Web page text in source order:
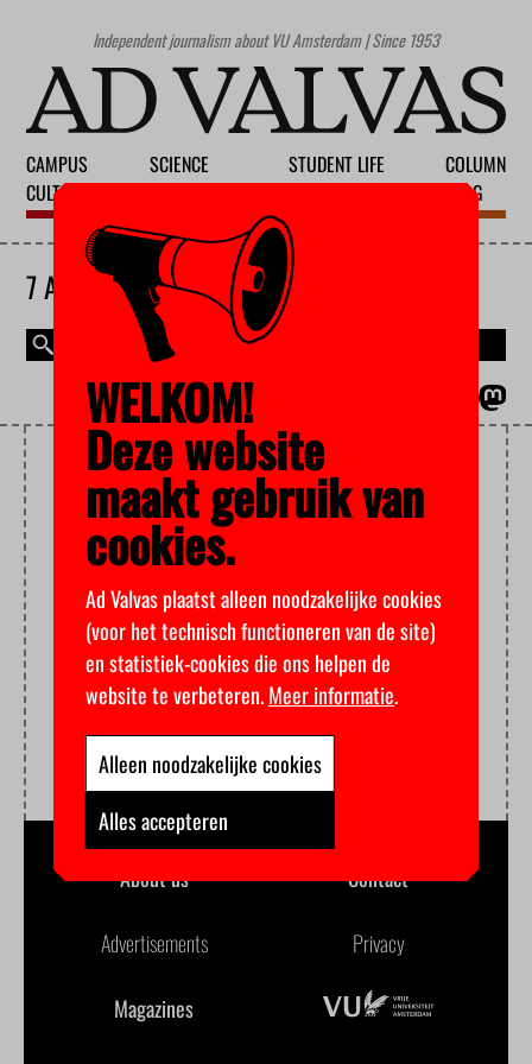
Independent journalism about VU Amsterdam | Since 1953
CAMPUS
CULTURE
SCIENCE
STUDENT LIFE
COLUMN
BLOG
7 AUGUST 2026
MAGAZINE
THESIS
About us Contact
Advertisements Privacy
Magazines
WELKOM!
Deze website
maakt gebruik van
cookies.
Ad Valvas plaatst alleen noodzakelijke cookies
(voor het technisch functioneren van de site)
en statistiek-cookies die ons helpen de
website te verbeteren.Meer informatie.
Alleen noodzakelijke cookies
Alles accepteren